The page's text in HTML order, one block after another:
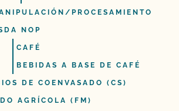
PROCESAMIENTO
NOP
CAFÉ
BEBIDAS A BASE DE CAFÉ
DE COENVASADO (CS)
AGRÍCOLA (FM)